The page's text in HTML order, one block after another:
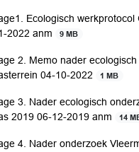
Ecologisch werkprotocol
2022 anm
9 MB
2. Memo nader
04-10-2022
1 MB
3. Nader ecologisch
2019 06-12-2019 anm
14
4. Nader onderzoek